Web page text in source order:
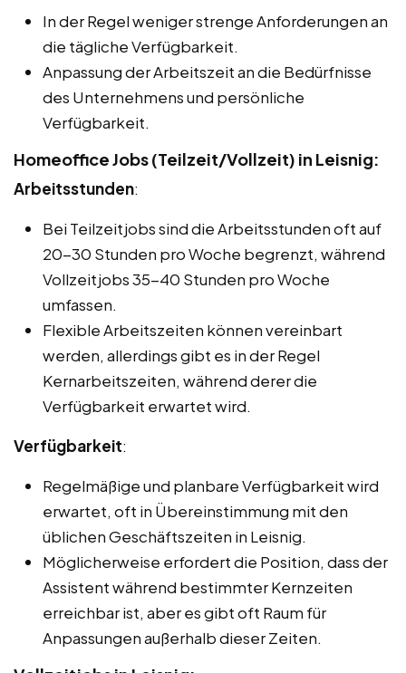
In der Regel weniger strenge Anforderungen an
die tägliche Verfügbarkeit.
Anpassung der Arbeitszeit an die Bedürfnisse
des Unternehmens und persönliche
Verfügbarkeit.
Homeoffice Jobs (Teilzeit/Vollzeit) in Leisnig:
Arbeitsstunden:
Bei Teilzeitjobs sind die Arbeitsstunden oft auf
20-30 Stunden pro Woche begrenzt, während
Vollzeitjobs 35-40 Stunden pro Woche
umfassen.
Flexible Arbeitszeiten können vereinbart
werden, allerdings gibt es in der Regel
Kernarbeitszeiten, während derer die
Verfügbarkeit erwartet wird.
Verfügbarkeit:
Regelmäßige und planbare Verfügbarkeit wird
erwartet, oft in Übereinstimmung mit den
üblichen Geschäftszeiten in Leisnig.
Möglicherweise erfordert die Position, dass der
Assistent während bestimmter Kernzeiten
erreichbar ist, aber es gibt oft Raum für
Anpassungen außerhalb dieser Zeiten.